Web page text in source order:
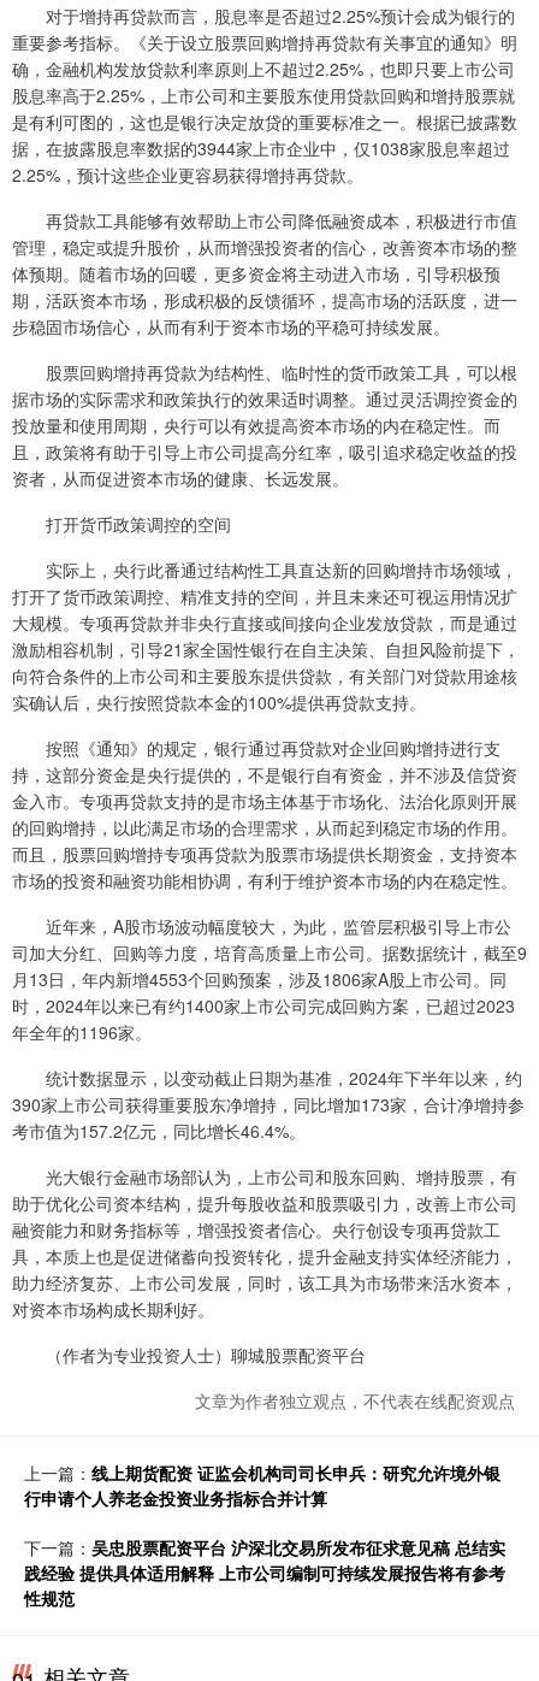
对于增持再贷款而言，股息率是否超过2.25%预计会成为银行的
重要参考指标。《关于设立股票回购增持再贷款有关事宜的通知》明
确，金融机构发放贷款利率原则上不超过2.25%，也即只要上市公司
股息率高于2.25%，上市公司和主要股东使用贷款回购和增持股票就
是有利可图的，这也是银行决定放贷的重要标准之一。根据已披露数
据，在披露股息率数据的3944家上市企业中，仅1038家股息率超过
2.25%，预计这些企业更容易获得增持再贷款。
再贷款工具能够有效帮助上市公司降低融资成本，积极进行市值
管理，稳定或提升股价，从而增强投资者的信心，改善资本市场的整
体预期。随着市场的回暖，更多资金将主动进入市场，引导积极预
期，活跃资本市场，形成积极的反馈循环，提高市场的活跃度，进一
步稳固市场信心，从而有利于资本市场的平稳可持续发展。
股票回购增持再贷款为结构性、临时性的货币政策工具，可以根
据市场的实际需求和政策执行的效果适时调整。通过灵活调控资金的
投放量和使用周期，央行可以有效提高资本市场的内在稳定性。而
且，政策将有助于引导上市公司提高分红率，吸引追求稳定收益的投
资者，从而促进资本市场的健康、长远发展。
打开货币政策调控的空间
实际上，央行此番通过结构性工具直达新的回购增持市场领域，
打开了货币政策调控、精准支持的空间，并且未来还可视运用情况扩
大规模。专项再贷款并非央行直接或间接向企业发放贷款，而是通过
激励相容机制，引导21家全国性银行在自主决策、自担风险前提下，
向符合条件的上市公司和主要股东提供贷款，有关部门对贷款用途核
实确认后，央行按照贷款本金的100%提供再贷款支持。
按照《通知》的规定，银行通过再贷款对企业回购增持进行支
持，这部分资金是央行提供的，不是银行自有资金，并不涉及信贷资
金入市。专项再贷款支持的是市场主体基于市场化、法治化原则开展
的回购增持，以此满足市场的合理需求，从而起到稳定市场的作用。
而且，股票回购增持专项再贷款为股票市场提供长期资金，支持资本
市场的投资和融资功能相协调，有利于维护资本市场的内在稳定性。
近年来，A股市场波动幅度较大，为此，监管层积极引导上市公
司加大分红、回购等力度，培育高质量上市公司。据数据统计，截至9
月13日，年内新增4553个回购预案，涉及1806家A股上市公司。同
时，2024年以来已有约1400家上市公司完成回购方案，已超过2023
年全年的1196家。
统计数据显示，以变动截止日期为基准，2024年下半年以来，约
390家上市公司获得重要股东净增持，同比增加173家，合计净增持参
考市值为157.2亿元，同比增长46.4%。
光大银行金融市场部认为，上市公司和股东回购、增持股票，有
助于优化公司资本结构，提升每股收益和股票吸引力，改善上市公司
融资能力和财务指标等，增强投资者信心。央行创设专项再贷款工
具，本质上也是促进储蓄向投资转化，提升金融支持实体经济能力，
助力经济复苏、上市公司发展，同时，该工具为市场带来活水资本，
对资本市场构成长期利好。
（作者为专业投资人士）聊城股票配资平台
文章为作者独立观点，不代表在线配资观点
上一篇： 线上期货配资 证监会机构司司长申兵：研究允许境外银
行申请个人养老金投资业务指标合并计算
下一篇： 吴忠股票配资平台 沪深北交易所发布征求意见稿 总结实
践经验 提供具体适用解释 上市公司编制可持续发展报告将有参考
性规范